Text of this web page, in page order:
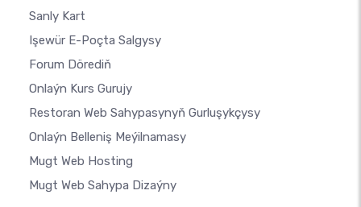
Sanly Kart
Işewür E-Poçta Salgysy
Forum Dörediň
Onlaýn Kurs Gurujy
Restoran Web Sahypasynyň Gurluşykçysy
Onlaýn Belleniş Meýilnamasy
Mugt Web Hosting
Mugt Web Sahypa Dizaýny